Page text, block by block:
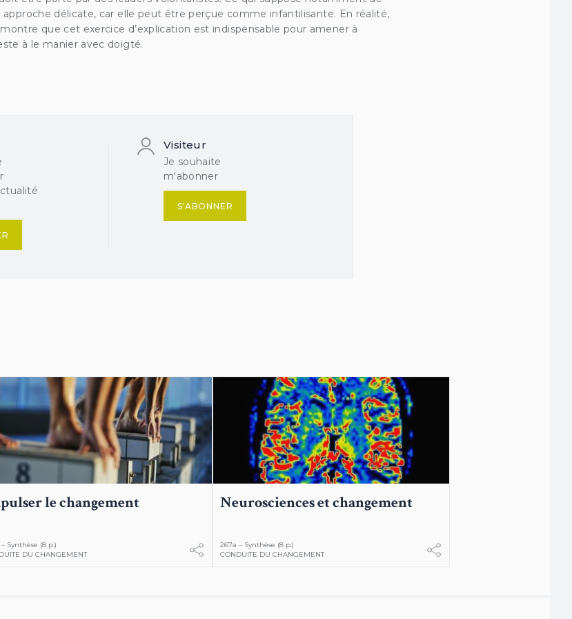
approche délicate, car elle peut être perçue comme infantilisante. En réalité,
que cet exercice d’explication est indispensable pour amener à
à le manier avec doigté.
Visiteur
Je souhaite
m'abonner
S'ABONNER
le changement
Synthèse (8 p.)
DU CHANGEMENT
Neurosciences et changement
267a – Synthèse (8 p.)
CONDUITE DU CHANGEMENT